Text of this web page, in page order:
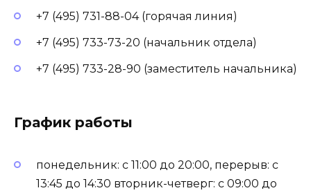
+7 (495) 731-88-04 (горячая линия)
+7 (495) 733-73-20 (начальник отдела)
+7 (495) 733-28-90 (заместитель начальника)
График работы
понедельник: с 11:00 до 20:00, перерыв: с
13:45 до 14:30 вторник-четверг: с 09:00 до